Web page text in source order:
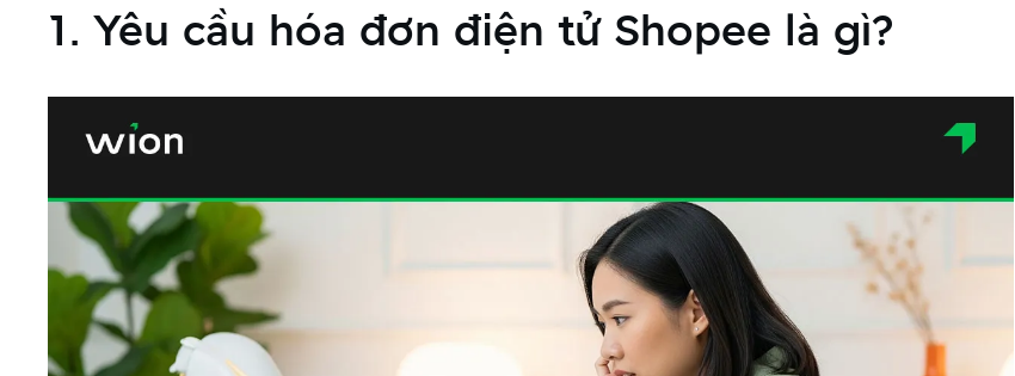
1. Yêu cầu hóa đơn điện tử Shopee là gì?